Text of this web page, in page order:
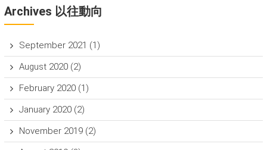
Archives 以往動向
September 2021 (1)
August 2020(2)
February 2020(1)
January 2020(2)
November 2019(2)